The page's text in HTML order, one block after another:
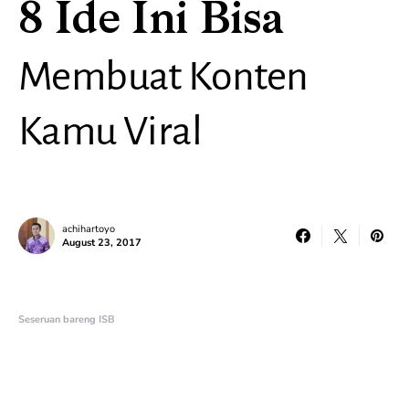
8 Ide Ini Bisa
Membuat Konten
Kamu Viral
achihartoyo
August 23, 2017
Seseruan bareng ISB